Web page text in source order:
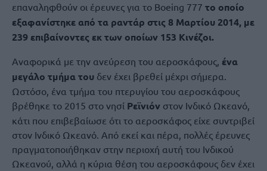
επαναληφθούν οι έρευνες για το Boeing 777 το οποίο
εξαφανίστηκε από τα ραντάρ στις 8 Μαρτίου 2014, με
239 επιβαίνοντες εκ των οποίων 153 Κινέζοι.
Αναφορικά με την ανεύρεση του αεροσκάφους, ένα
μεγάλο τμήμα του δεν έχει βρεθεί μέχρι σήμερα.
Ωστόσο, ένα τμήμα του πτερυγίου του αεροσκάφους
βρέθηκε το 2015 στο νησί Ρεϊνιόν στον Ινδικό Ωκεανό,
κάτι που επιβεβαίωσε ότι το αεροσκάφος είχε συντριβεί
στον Ινδικό Ωκεανό. Από εκεί και πέρα, πολλές έρευνες
πραγματοποιήθηκαν στην περιοχή αυτή του Ινδικού
Ωκεανού, αλλά η κύρια θέση του αεροσκάφους δεν έχει